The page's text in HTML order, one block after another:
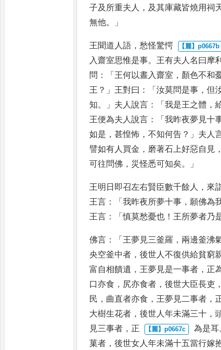
子及所重夫人 ， 及其庫藏皆燒用祠
無他。」
王聞道人語 ，愁怪驚愕
入齋室思惟是事。王有夫人名 曰摩
問 ：「王何以晝入齋室 ， 顏色不和
王 ？」王對曰 ：「汝莫問是事 ，但
知。」 夫人說言 ：「我是王之體 ，
王便為夫人說言 ：「我昨夜夢見十
如是 ，甚惶怖 ，不知何告 ？」 夫人
譬如有人買金 ， 磨著石上好惡自見
可往問佛 ， 災怪悉可知矣。」
王明日即召左右賢臣數千餘人 ， 來
王言 ：「我昨夜所夢十事 ， 願佛為
王言 ：「慎莫愁憂也 ！王所夢者乃
佛言 ：「王夢 見三釜羅 ， 兩邊釜沸
央空釜中者 ，後世人不復供給貧窮
富自相饋遺 ，王夢見是一事者 ， 正
口亦食 ， 尻亦食者 ，後世大臣長吏
民 ， 曲直者亦食 ，王夢見二事者 ，
大樹生花者 ，後世人年未滿三十 ，
見三事者 ， 正 為是耳
菓者 ，後世女人年未滿十五當行嫁